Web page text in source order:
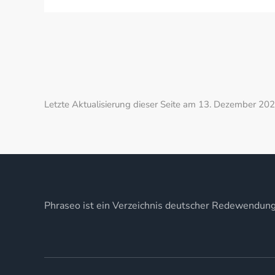
Letzte Aktualisierung dieser Seite am 13. Dezember
Phraseo ist ein Verzeichnis deutscher